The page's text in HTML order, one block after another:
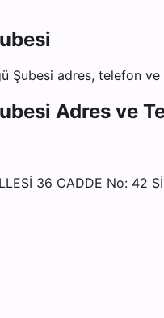
Şubesi adres, telefon
Adres ve
36 CADDE No: 42